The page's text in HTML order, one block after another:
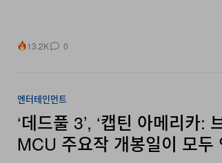
13.2K 0
엔터테인먼트
‘데드풀 3’, ‘캡틴 아메리카:
MCU 주요작 개봉일이 모두